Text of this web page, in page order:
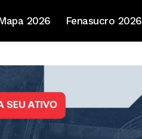
2026 Fenasucro 2026